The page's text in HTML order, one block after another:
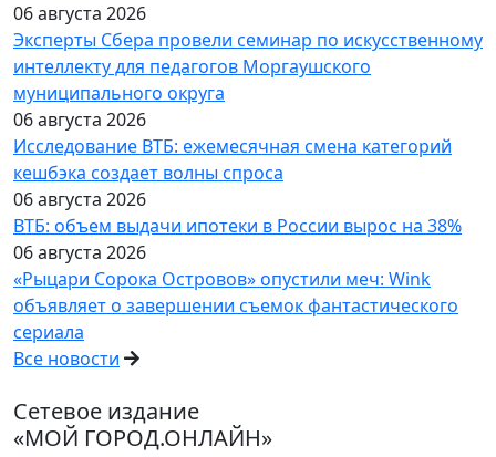
06 августа 2026
Эксперты Сбера провели семинар по искусственному
интеллекту для педагогов Моргаушского
муниципального округа
06 августа 2026
Исследование ВТБ: ежемесячная смена категорий
кешбэка создает волны спроса
06 августа 2026
ВТБ: объем выдачи ипотеки в России вырос на 38%
06 августа 2026
«Рыцари Сорока Островов» опустили меч: Wink
объявляет о завершении съемок фантастического
сериала
Все новости
Сетевое издание
«МОЙ ГОРОД.ОНЛАЙН»